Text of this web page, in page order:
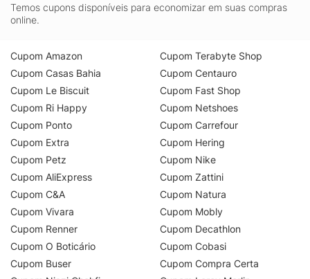
Temos cupons disponíveis para economizar em suas compras
online.
Cupom Amazon
Cupom Casas Bahia
Cupom Le Biscuit
Cupom Ri Happy
Cupom Ponto
Cupom Extra
Cupom Petz
Cupom AliExpress
Cupom C&A
Cupom Vivara
Cupom Renner
Cupom O Boticário
Cupom Buser
Cupom Terabyte Shop
Cupom Centauro
Cupom Fast Shop
Cupom Netshoes
Cupom Carrefour
Cupom Hering
Cupom Nike
Cupom Zattini
Cupom Natura
Cupom Mobly
Cupom Decathlon
Cupom Cobasi
Cupom Compra Certa